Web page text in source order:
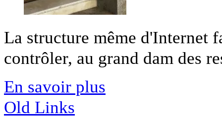
La structure même d'Internet
contrôler, au grand dam des
En savoir plus
Old Links